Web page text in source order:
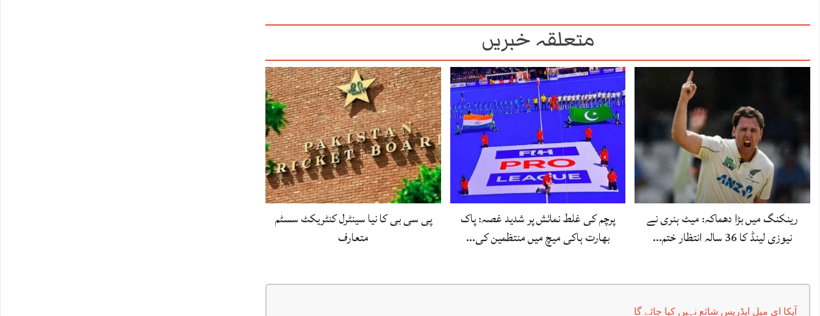
متعلقہ خبریں
رینکنگ میں بڑا دھماکہ: میٹ ہنری نے
نیوزی لینڈ کا 36 سالہ انتظار ختم…
پرچم کی غلط نمائش پر شدید غصہ: پاک
بھارت ہاکی میچ میں منتظمین کی…
پی سی بی کا نیا سینٹرل کنٹریکٹ سسٹم
متعارف
آپکا ای میل ایڈریس شائع نہیں کیا جائے گا